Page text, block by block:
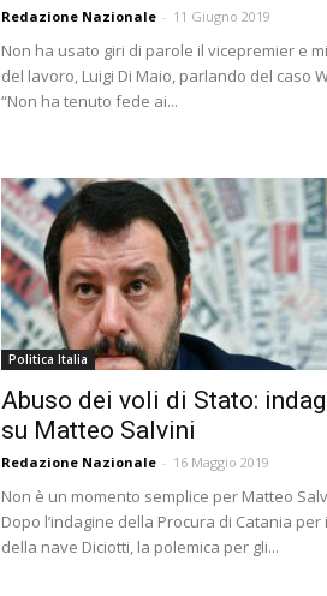
Redazione Nazionale - 11 Giugno 2019
Non ha usato giri di parole il vicepremier e
del lavoro, Luigi Di Maio, parlando del caso
“Non ha tenuto fede ai...
Politica Italia
Abuso dei voli di Stato:
su Matteo Salvini
Redazione Nazionale - 16 Maggio 2019
Non è un momento semplice per Matteo
Dopo l’indagine della Procura di Catania per
della nave Diciotti, la polemica per gli...